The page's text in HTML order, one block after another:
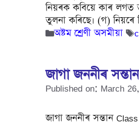
নিয়ৰক কবিয়ে কাৰ লগত
তুলনা কৰিছে। (গ) নিয়ৰে
Categories
অষ্টম শ্ৰেণী অসমীয়া
জাগা জননীৰ
Published on: March
জাগা জননীৰ সন্তান